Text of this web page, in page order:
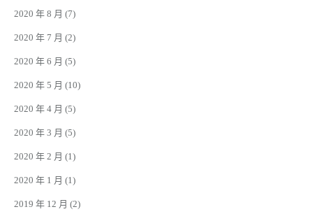
2020 年 8 月 (7)
2020 年 7 月 (2)
2020 年 6 月 (5)
2020 年 5 月 (10)
2020 年 4 月 (5)
2020 年 3 月 (5)
2020 年 2 月 (1)
2020 年 1 月 (1)
2019 年 12 月 (2)